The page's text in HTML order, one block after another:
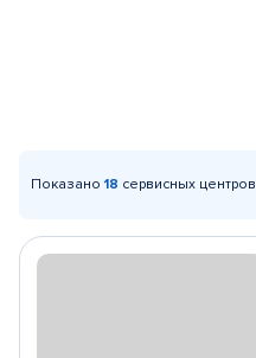
Показано 18 сервисных центров